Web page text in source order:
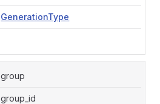
GenerationType
group
group_id